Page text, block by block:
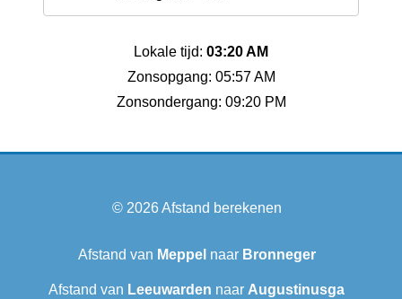
Lokale tijd: 03:20 AM
Zonsopgang: 05:57 AM
Zonsondergang: 09:20 PM
© 2026Afstand berekenen
Afstand van Meppel naar Bronneger
Afstand van Leeuwarden naar Augustinusga